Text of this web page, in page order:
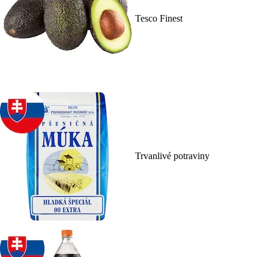
Tesco Finest
Trvanlivé potraviny